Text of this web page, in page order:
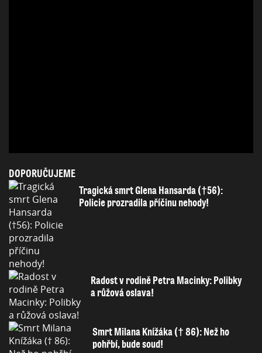
DOPORUČUJEME
Tragická smrt Glena Hansarda (†56):
Policie prozradila příčinu nehody!
Radost v rodině Petra Macinky: Polibky
a růžová oslava!
Smrt Milana Knížáka († 86): Než ho
pohřbí, bude soud!